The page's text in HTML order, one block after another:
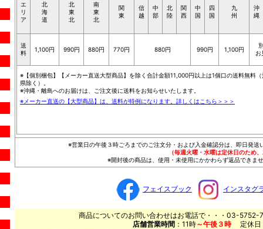
エ
リ
ア
北
海
道
北
東
北
南
東
北
関
東
信
越
中
部
北
陸
関
西
中
国
四
国
九
州
沖
縄
送
料
1,100円 990円 880円 770円 880円 990円 1,100円
お
※【個別梱包】【メーカー直送大型商品】を除く合計金額11,000円以上は1個口の送料無料（
県除く）。
※沖縄・離島へのお届けは、ご注文後に送料をお知らせいたします。
※メーカー直送の【大型商品】は、送料が特例になります。詳しくはこちら＞＞＞
※営業日の午後３時ごろまでのご注文分・および入金確認分は、即日発
（毎週火曜・水曜は定休日のため
※開封後の商品は、使用・未使用にかかわらず返品できま
フェイスブック インスタグ
商品についてのお問い合わせはお電話で・・・03-5752-
店舗営業時間 ：11時～午後３時 定休